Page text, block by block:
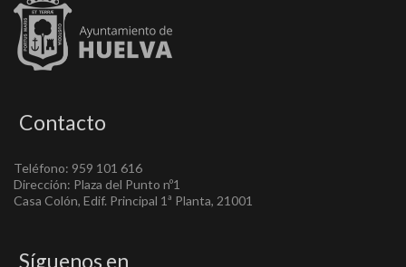
Contacto
Teléfono: 959 101 616
Dirección: Plaza del Punto nº1
Casa Colón, Edif. Principal 1ª Planta, 21001
Síguenos en